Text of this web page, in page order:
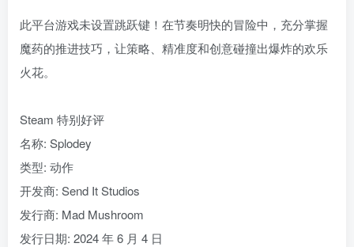
此平台游戏未设置跳跃键！在节奏明快的冒险中，充分掌握
魔药的推进技巧，让策略、精准度和创意碰撞出爆炸的欢乐
火花。
Steam 特别好评
名称: Splodey
类型: 动作
开发商: Send It Studios
发行商: Mad Mushroom
发行日期: 2024 年 6 月 4 日